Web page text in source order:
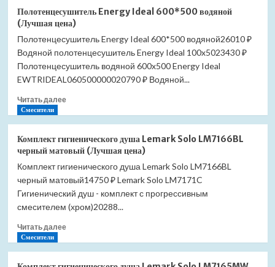
Полотенцесушитель
Energy
Ideal
800*500
водяной
(Лучшая
цена)
Полотенцесушитель Energy Ideal 600*500 водяной
(Лучшая цена)
Полотенцесушитель Energy Ideal 600*500 водяной26010 ₽
Водяной полотенцесушитель Energy Ideal 100x5023430 ₽
Полотенцесушитель водяной 600x500 Energy Ideal
EWTRIDEAL060500000020790 ₽ Водяной...
Читать далееПрочитать
Energy
Ideal
600*500
водяной
(Лучшая
цена)
Смесители
Комплект гигиенического душа Lemark Solo LM7166BL
черный матовый (Лучшая цена)
Комплект гигиенического душа Lemark Solo LM7166BL
черный матовый14750 ₽ Lemark Solo LM7171C
Гигиенический душ - комплект с прогрессивным
смесителем (хром)20288...
Читать далееПрочитать
Смесители